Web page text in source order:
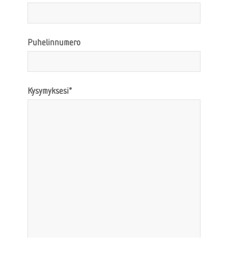
Puhelinnumero
Kysymyksesi*